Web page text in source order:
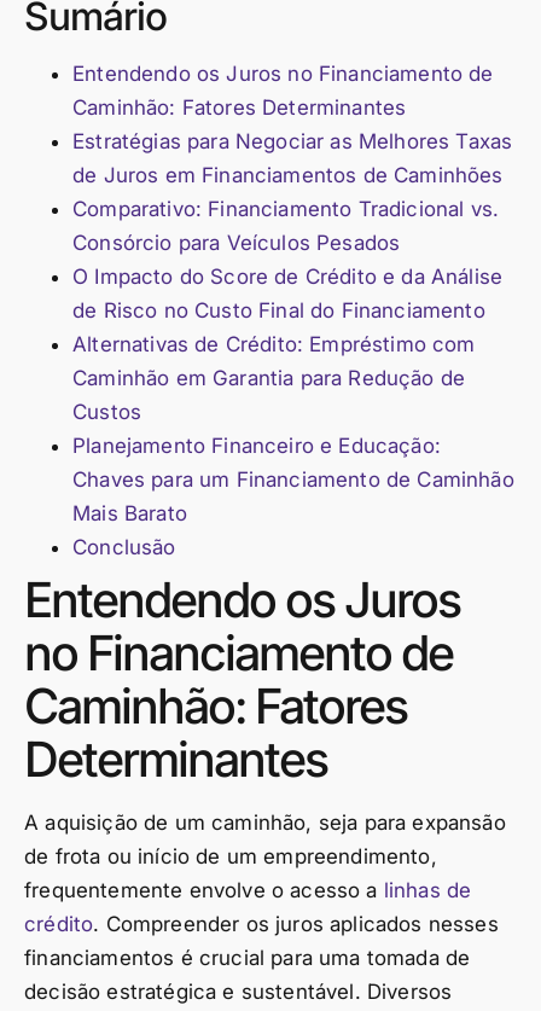
Sumário
Entendendo os Juros no Financiamento de
Caminhão: Fatores Determinantes
Estratégias para Negociar as Melhores Taxas
de Juros em Financiamentos de Caminhões
Comparativo: Financiamento Tradicional vs.
Consórcio para Veículos Pesados
O Impacto do Score de Crédito e da Análise
de Risco no Custo Final do Financiamento
Alternativas de Crédito: Empréstimo com
Caminhão em Garantia para Redução de
Custos
Planejamento Financeiro e Educação:
Chaves para um Financiamento de Caminhão
Mais Barato
Conclusão
Entendendo os Juros
no Financiamento de
Caminhão: Fatores
Determinantes
A aquisição de um caminhão, seja para expansão
de frota ou início de um empreendimento,
frequentemente envolve o acesso a linhas de
crédito. Compreender os juros aplicados nesses
financiamentos é crucial para uma tomada de
decisão estratégica e sustentável. Diversos